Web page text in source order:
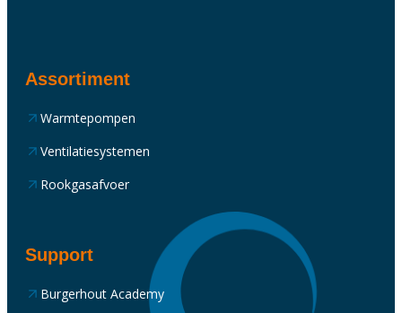
Assortiment
Warmtepompen
Ventilatiesystemen
Rookgasafvoer
Support
Burgerhout Academy